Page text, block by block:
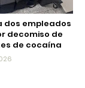
dos empleados
decomiso de
de cocaína